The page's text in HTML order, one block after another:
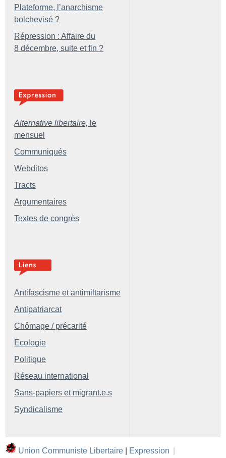
Plateforme, l’anarchisme
bolchevisé ?
Répression : Affaire du
8 décembre, suite et fin ?
Alternative libertaire, le
mensuel
Communiqués
Webditos
Tracts
Argumentaires
Textes de congrès
Antifascisme et antimiltarisme
Antipatriarcat
Chômage / précarité
Ecologie
Politique
Réseau international
Sans-papiers et migrant.e.s
Syndicalisme
Union Communiste Libertaire Expression